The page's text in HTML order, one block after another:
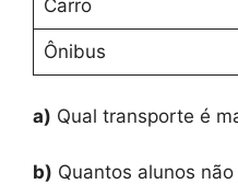
Carro
Ônibus
a) Qual transporte é
b) Quantos alunos